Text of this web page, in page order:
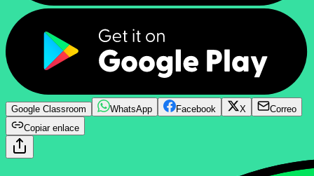
Google Classroom WhatsApp Facebook X
Correo
Copiar enlace